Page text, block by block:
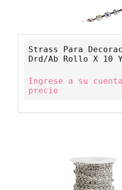
Strass Para
Drd/Ab Rollo X 10
Ingrese a su
precio